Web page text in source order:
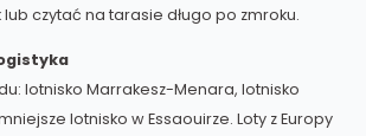
czytać na tarasie długo po zmroku.
lotnisko Marrakesz-Menara, lotnisko
lotnisko w Essaouirze. Loty z Europy